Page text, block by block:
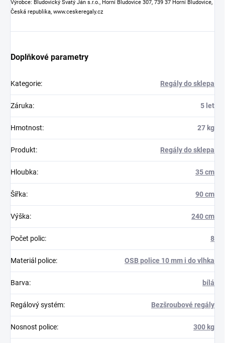
Výrobce: Bludovický Svatý Ján s.r.o., Horní Bludovice 307, 739 37 Horní Bludovice,
Česká republika, www.ceskeregaly.cz
Doplňkové parametry
Kategorie: Regály do sklepa
Záruka: 5 let
Hmotnost: 27 kg
Produkt: Regály do sklepa
Hloubka: 35 cm
Šířka: 90 cm
Výška: 240 cm
Počet polic: 8
Materiál police: OSB police 10 mm i do vlhka
Barva: bílá
Regálový systém: Bezšroubové regály
Nosnost police: 300 kg